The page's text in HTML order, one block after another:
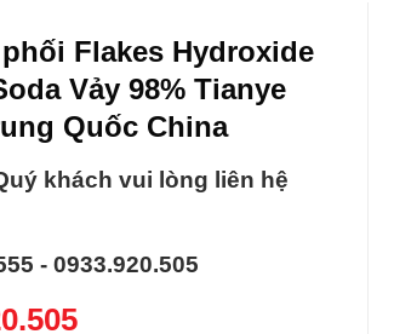
Flakes Hydroxide
Vảy 98% Tianye
Quốc China
khách vui lòng liên hệ
- 0933.920.505